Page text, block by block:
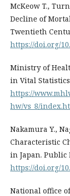
McKeow T.,
Decline of
Twentieth
https://doi.org/
Ministry of
in Vital
https://
hw/vs_8/
Nakamura Y.,
Characteristic
in Japan. Public
https://doi.org/
National office